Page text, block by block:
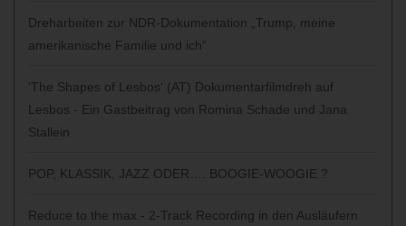
Dreharbeiten zur NDR-Dokumentation „Trump, meine
amerikanische Familie und ich“
'The Shapes of Lesbos‘ (AT) Dokumentarfilmdreh auf
Lesbos - Ein Gastbeitrag von Romina Schade und Jana
Stallein
POP, KLASSIK, JAZZ ODER…. BOOGIE-WOOGIE ?
Reduce to the max - 2-Track Recording in den Ausläufern